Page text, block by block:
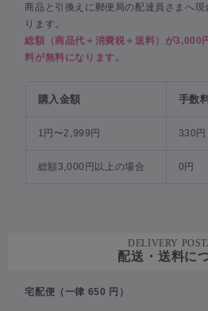
商品と引換えに郵便局の配達員さまへ
ります。
総額（商品代＋消費税＋送料）が3,000
料が無料になります。
購入金額 手数
1円〜2,999円 330円
総額3,000円以上の場合 0円
DELIVERY
配送・送料に
宅配便（一律 650 円）